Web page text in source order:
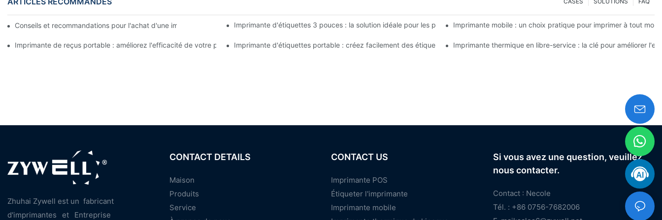
Conseils et recommandations pour l'achat d'une imprimante d'étiquettes 4 pouces à connaître en 2025Imprimante d'étiquettes 3 pouces : la solution idéale pour les petits besoins en étiquettesImprimante mobile : un choix pratique pour imprimer à tout
Imprimante de reçus portable : améliorez l'efficacité de votre petite entrepriseImprimante d'étiquettes portable : créez facilement des étiquettes personnaliséesImprimante thermique en libre-service : la clé pour améliorer
Zhuhai Zywell est un fabricant
d'imprimantes
et Entreprise
CONTACT DETAILS
Maison
Produits
Service
CONTACT US
Imprimante POS
Étiqueter l'imprimante
Imprimante mobile
Si vous avez une question, veuillez
nous contacter.
Contact : Necole
Tél. : +86 0756-7682006